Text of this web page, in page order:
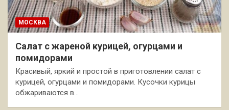
МОСКВА
Салат с жареной курицей, огурцами и
помидорами
Красивый, яркий и простой в приготовлении салат с
курицей, огурцами и помидорами. Кусочки курицы
обжариваются в…